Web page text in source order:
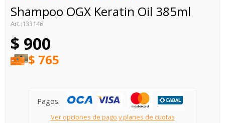
Shampoo OGX Keratin Oil 385ml
133146
$ 900
$ 765
Pagos:
Ver opciones de pago y planes de cuotas